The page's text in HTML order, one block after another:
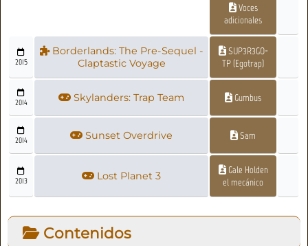
Voces
adicionales
2015
Borderlands: The Pre-Sequel -
Claptastic Voyage
SUP3R3GO-
TP (Egotrap)
2014 Skylanders: Trap Team Gumbus
2014 Sunset Overdrive Sam
2013 Lost Planet 3
Gale Holden
el mecánico
Contenidos